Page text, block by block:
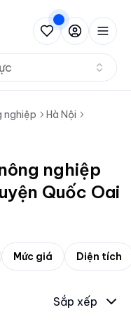
nghiệp
Hà Nội
nghiệp
Quốc Oai
Mức giá Diện tích
Sắp xếp